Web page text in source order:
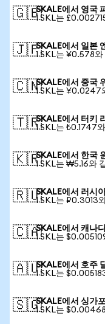
🇬🇧SKALE에서 영국
1 SKL는
🇯🇵SKALE에서 일본
1 SKL는 ¥0.578와
🇨🇳SKALE에서 중국
1 SKL는 ¥0.0247
🇹🇷SKALE에서 터키
1 SKL는 ₺0.1747
🇰🇷SKALE에서 한국
1 SKL는 ₩5.16와
🇷🇺SKALE에서 러시
1 SKL는 ₽0.3013
🇨🇦SKALE에서 캐나
1 SKL는
🇦🇺SKALE에서 호주
1 SKL는
🇸🇬SKALE에서 싱가
1 SKL는